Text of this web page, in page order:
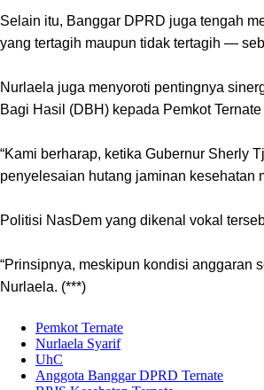
Selain itu, Banggar DPRD juga tengah
yang tertagih maupun tidak tertagih —
Nurlaela juga menyoroti pentingnya
Bagi Hasil (DBH) kepada Pemkot
“Kami berharap, ketika Gubernur Sherly
penyelesaian hutang jaminan kesehatan
Politisi NasDem yang dikenal vokal
“Prinsipnya, meskipun kondisi anggaran
Nurlaela. (***)
Pemkot Ternate
Nurlaela Syarif
UhC
Anggota Banggar DPRD Ternate